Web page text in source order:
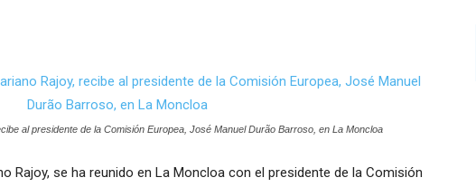
al presidente de la Comisión Europea, José Manuel Durão Barroso, en La Moncloa
Rajoy, se ha reunido en La Moncloa con el presidente de la Comisión